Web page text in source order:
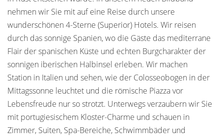
nehmen wir Sie mit auf eine Reise durch unsere
wunderschönen 4-Sterne (Superior) Hotels. Wir reisen
durch das sonnige Spanien, wo die Gäste das mediterrane
Flair der spanischen Küste und echten Burgcharakter der
sonnigen iberischen Halbinsel erleben. Wir machen
Station in Italien und sehen, wie der Colosseobogen in der
Mittagssonne leuchtet und die römische Piazza vor
Lebensfreude nur so strotzt. Unterwegs verzaubern wir Sie
mit portugiesischem Kloster-Charme und schauen in
Zimmer, Suiten, Spa-Bereiche, Schwimmbäder und